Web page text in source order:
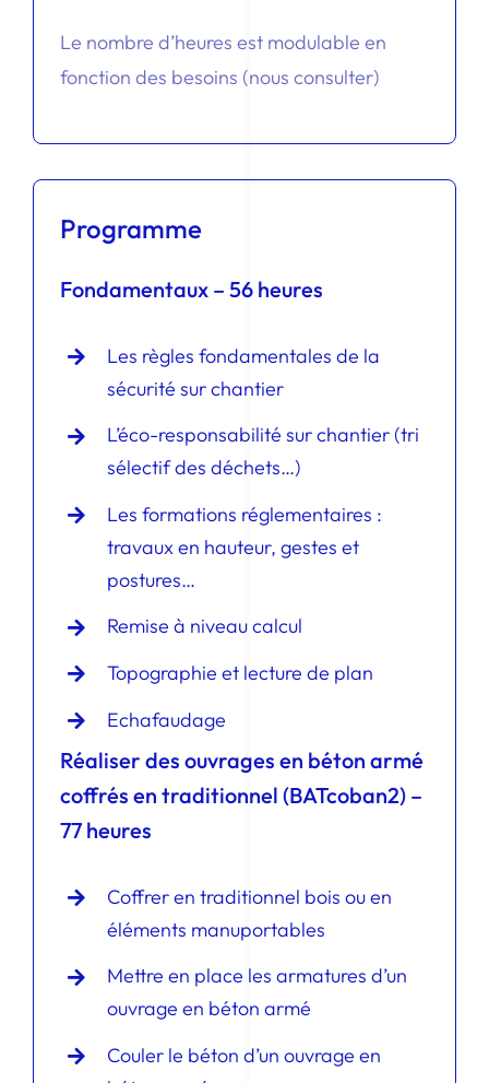
Le nombre d’heures est modulable en
fonction des besoins (nous consulter)
Programme
Fondamentaux – 56 heures
Les règles fondamentales de la
sécurité sur chantier
L’éco-responsabilité sur chantier (tri
sélectif des déchets…)
Les formations réglementaires :
travaux en hauteur, gestes et
postures…
Remise à niveau calcul
Topographie et lecture de plan
Echafaudage
Réaliser des ouvrages en béton armé
coffrés en traditionnel (BATcoban2) –
77 heures
Coffrer en traditionnel bois ou en
éléments manuportables
Mettre en place les armatures d’un
ouvrage en béton armé
Couler le béton d’un ouvrage en